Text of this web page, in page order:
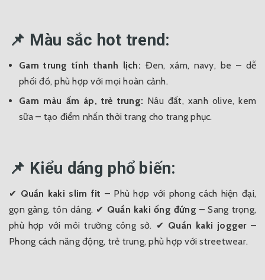
📌 Màu sắc hot trend:
Gam trung tính thanh lịch: Đen, xám, navy, be – dễ
phối đồ, phù hợp với mọi hoàn cảnh.
Gam màu ấm áp, trẻ trung: Nâu đất, xanh olive, kem
sữa – tạo điểm nhấn thời trang cho trang phục.
📌 Kiểu dáng phổ biến:
✔ Quần kaki slim fit – Phù hợp với phong cách hiện đại,
gọn gàng, tôn dáng. ✔ Quần kaki ống đứng – Sang trọng,
phù hợp với môi trường công sở. ✔ Quần kaki jogger–
Phong cách năng động, trẻ trung, phù hợp với streetwear.